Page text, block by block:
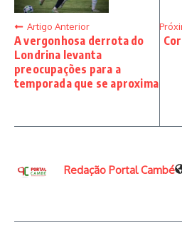
Artigo Anterior
A vergonhosa derrota do
Londrina levanta
preocupações para a
temporada que se aproxima
Redação Portal Cambé